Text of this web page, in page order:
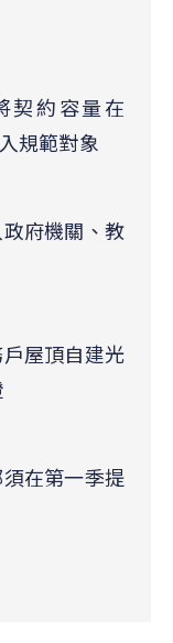
契約容量在
規範對象
府機關、教
屋頂自建光
在第一季提